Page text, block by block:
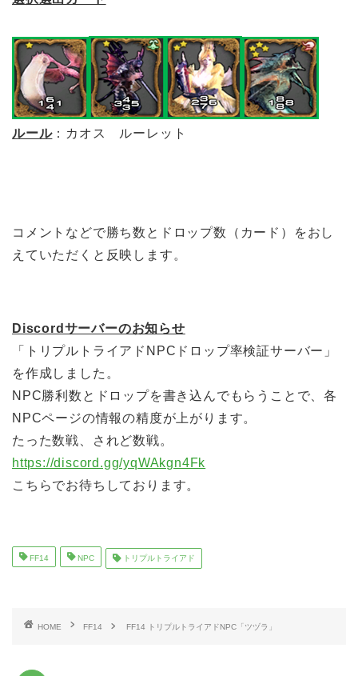
ルール：カオス ルーレット
コメントなどで勝ち数とドロップ数（カード）をおし
えていただくと反映します。
Discordサーバーのお知らせ
「トリプルトライアドNPCドロップ率検証サーバー」
を作成しました。
NPC勝利数とドロップを書き込んでもらうことで、各
NPCページの情報の精度が上がります。
たった数戦、されど数戦。
https://discord.gg/yqWAkgn4Fk
こちらでお待ちしております。
FF14 NPC トリプルトライアド
HOME FF14 FF14 トリプルトライアドNPC「ツヅラ」